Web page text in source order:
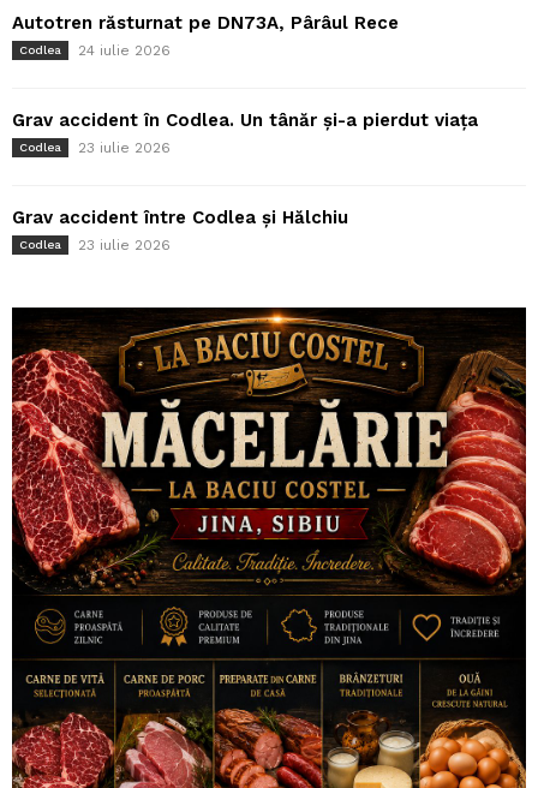
Autotren răsturnat pe DN73A, Pârâul Rece
Codlea 24 iulie 2026
Grav accident în Codlea. Un tânăr și-a pierdut viața
Codlea 23 iulie 2026
Grav accident între Codlea și Hălchiu
Codlea 23 iulie 2026